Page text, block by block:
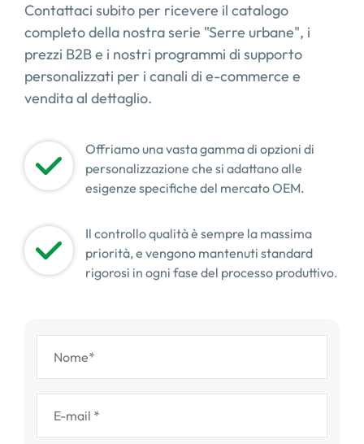
Contattaci subito per ricevere il catalogo
completo della nostra serie "Serre urbane", i
prezzi B2B e i nostri programmi di supporto
personalizzati per i canali di e-commerce e
vendita al dettaglio.
Offriamo una vasta gamma di opzioni di
personalizzazione che si adattano alle
esigenze specifiche del mercato OEM.
Il controllo qualità è sempre la massima
priorità, e vengono mantenuti standard
rigorosi in ogni fase del processo produttivo.